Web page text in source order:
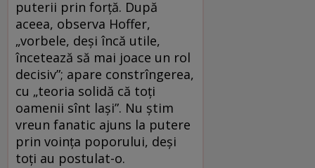
puterii prin forță. După
aceea, observa Hoffer,
„vorbele, deși încă utile,
încetează să mai joace un rol
decisiv”; apare constrîngerea,
cu „teoria solidă că toți
oamenii sînt lași”. Nu știm
vreun fanatic ajuns la putere
prin voința poporului, deși
toți au postulat-o.